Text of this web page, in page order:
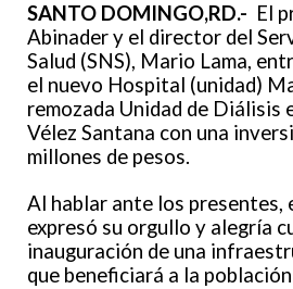
SANTO DOMINGO,RD.- El
Abinader y el director del
Salud (SNS), Mario Lama,
el nuevo Hospital (unidad)
remozada Unidad de Diálisis
Vélez Santana con una
millones de pesos.
Al hablar ante los presentes,
expresó su orgullo y alegría
inauguración de una
que beneficiará a la